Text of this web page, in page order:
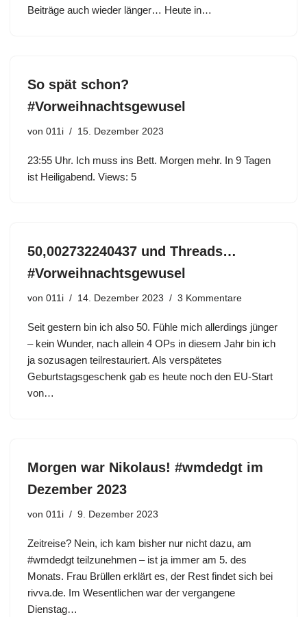
Beiträge auch wieder länger… Heute in…
So spät schon?
#Vorweihnachtsgewusel
von 011i 15. Dezember 2023
23:55 Uhr. Ich muss ins Bett. Morgen mehr. In 9 Tagen
ist Heiligabend. Views: 5
50,002732240437 und Threads…
#Vorweihnachtsgewusel
von 011i 14. Dezember 2023 3 Kommentare
Seit gestern bin ich also 50. Fühle mich allerdings jünger
– kein Wunder, nach allein 4 OPs in diesem Jahr bin ich
ja sozusagen teilrestauriert. Als verspätetes
Geburtstagsgeschenk gab es heute noch den EU-Start
von…
Morgen war Nikolaus! #wmdedgt im
Dezember 2023
von 011i 9. Dezember 2023
Zeitreise? Nein, ich kam bisher nur nicht dazu, am
#wmdedgt teilzunehmen – ist ja immer am 5. des
Monats. Frau Brüllen erklärt es, der Rest findet sich bei
rivva.de. Im Wesentlichen war der vergangene
Dienstag…